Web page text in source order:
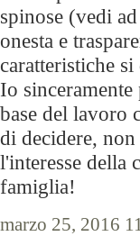
spinose (vedi
onesta e
caratteristiche
Io
base del lavoro
di decidere, non
l'interesse della
famiglia!
marzo 25, 2016